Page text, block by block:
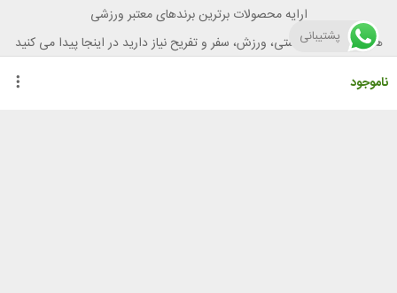
ناموجود
ارایه محصولات برترین برندهای معتبر ورزشی
هر آنچه برای تندرستی، ورزش، سفر و تفریح نیاز دارید در اینجا پیدا می کنید
پشتیبانی